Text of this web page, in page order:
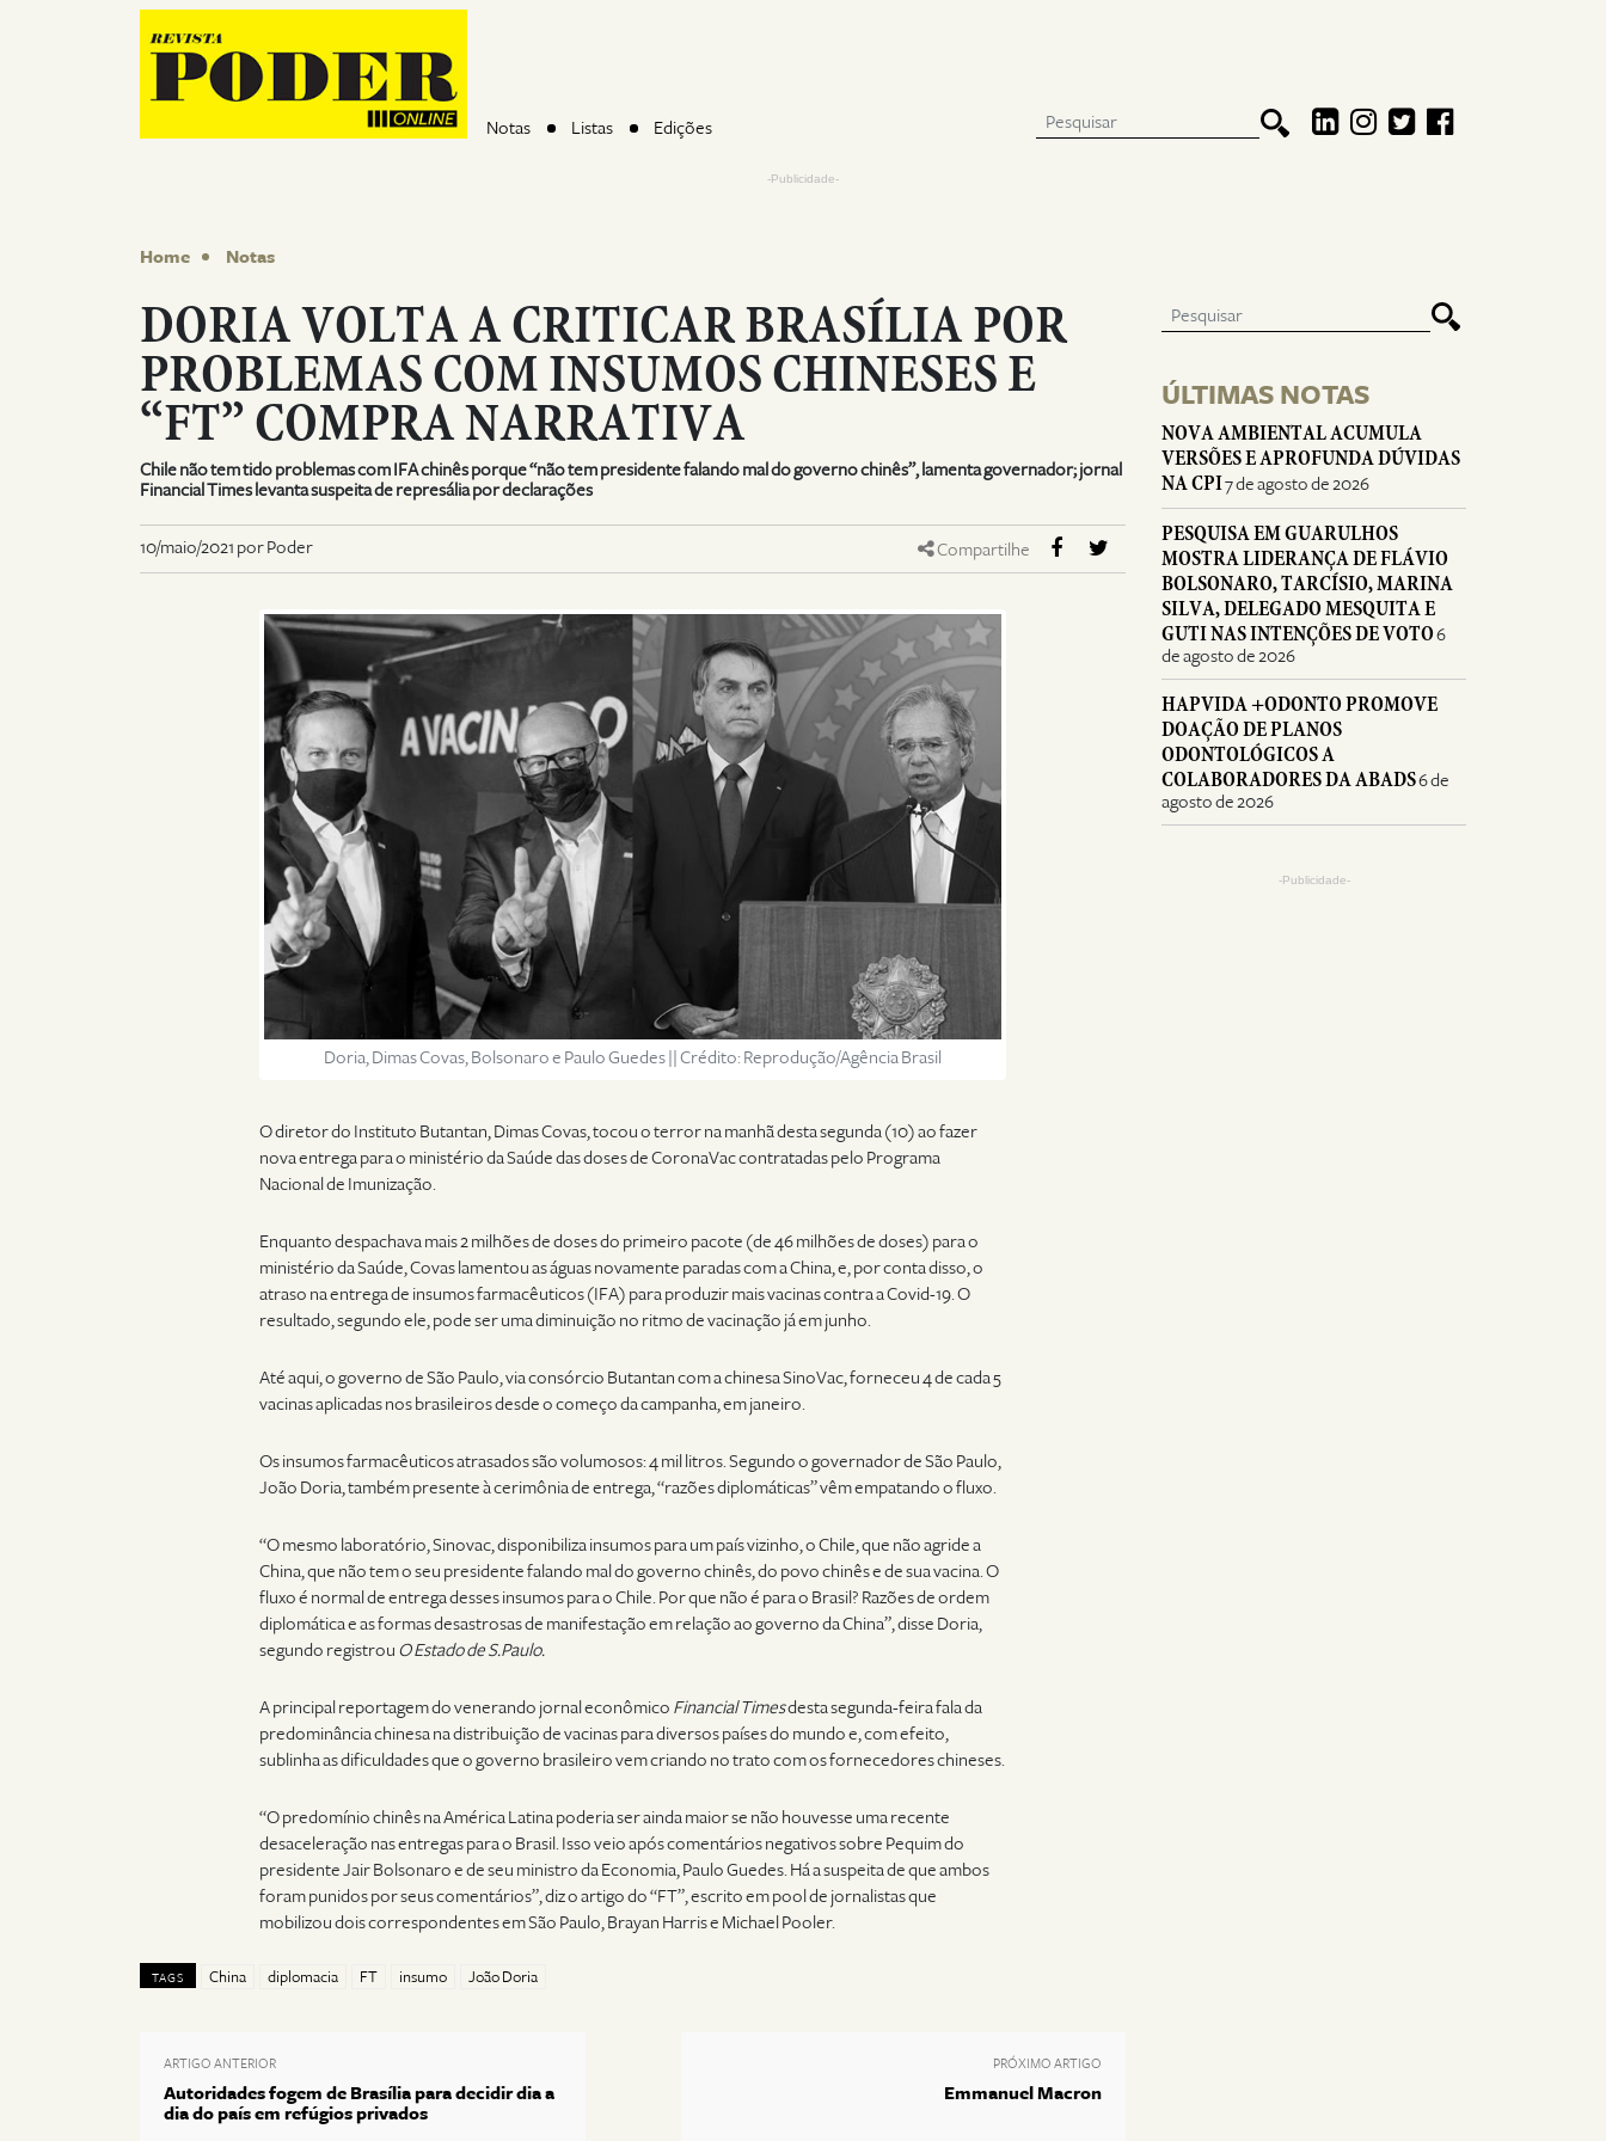
Notas Listas Edições
-Publicidade-
Home Notas
DORIA VOLTA A CRITICAR BRASÍLIA POR
PROBLEMAS COM INSUMOS CHINESES E
“FT” COMPRA NARRATIVA
Chile não tem tido problemas com IFA chinês porque “não tem presidente falando mal do governo chinês”, lamenta governador; jornal
Financial Times levanta suspeita de represália por declarações
10/maio/2021 por Poder Compartilhe
Doria, Dimas Covas, Bolsonaro e Paulo Guedes || Crédito: Reprodução/Agência Brasil
O diretor do Instituto Butantan, Dimas Covas, tocou o terror na manhã desta segunda (10) ao fazer
nova entrega para o ministério da Saúde das doses de CoronaVac contratadas pelo Programa
Nacional de Imunização.
Enquanto despachava mais 2 milhões de doses do primeiro pacote (de 46 milhões de doses) para o
ministério da Saúde, Covas lamentou as águas novamente paradas com a China, e, por conta disso, o
atraso na entrega de insumos farmacêuticos (IFA) para produzir mais vacinas contra a Covid-19. O
resultado, segundo ele, pode ser uma diminuição no ritmo de vacinação já em junho.
Até aqui, o governo de São Paulo, via consórcio Butantan com a chinesa SinoVac, forneceu 4 de cada 5
vacinas aplicadas nos brasileiros desde o começo da campanha, em janeiro.
Os insumos farmacêuticos atrasados são volumosos: 4 mil litros. Segundo o governador de São Paulo,
João Doria, também presente à cerimônia de entrega, “razões diplomáticas” vêm empatando o fluxo.
“O mesmo laboratório, Sinovac, disponibiliza insumos para um país vizinho, o Chile, que não agride a
China, que não tem o seu presidente falando mal do governo chinês, do povo chinês e de sua vacina. O
fluxo é normal de entrega desses insumos para o Chile. Por que não é para o Brasil? Razões de ordem
diplomática e as formas desastrosas de manifestação em relação ao governo da China”, disse Doria,
segundo registrou O Estado de S.Paulo.
A principal reportagem do venerando jornal econômico Financial Timesdesta segunda-feira fala da
predominância chinesa na distribuição de vacinas para diversos países do mundo e, com efeito,
sublinha as dificuldades que o governo brasileiro vem criando no trato com os fornecedores chineses.
“O predomínio chinês na América Latina poderia ser ainda maior se não houvesse uma recente
desaceleração nas entregas para o Brasil. Isso veio após comentários negativos sobre Pequim do
presidente Jair Bolsonaro e de seu ministro da Economia, Paulo Guedes. Há a suspeita de que ambos
foram punidos por seus comentários”, diz o artigo do “FT”, escrito em pool de jornalistas que
mobilizou dois correspondentes em São Paulo, Brayan Harris e Michael Pooler.
TAGS China diplomacia FT insumo João Doria
ARTIGO ANTERIOR
Autoridades fogem de Brasília para decidir dia a
dia do país em refúgios privados
PRÓXIMO ARTIGO
Emmanuel Macron
ÚLTIMAS NOTAS
NOVA AMBIENTAL ACUMULA
VERSÕES E APROFUNDA DÚVIDAS
NA CPI7 de agosto de 2026
PESQUISA EM GUARULHOS
MOSTRA LIDERANÇA DE FLÁVIO
BOLSONARO, TARCÍSIO, MARINA
SILVA, DELEGADO MESQUITA E
GUTI NAS INTENÇÕES DE VOTO6
de agosto de 2026
HAPVIDA +ODONTO PROMOVE
DOAÇÃO DE PLANOS
ODONTOLÓGICOS A
COLABORADORES DA ABADS6 de
agosto de 2026
-Publicidade-